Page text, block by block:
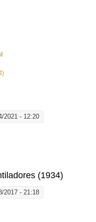
2021 - 12:20
(1934)
2017 - 21:18